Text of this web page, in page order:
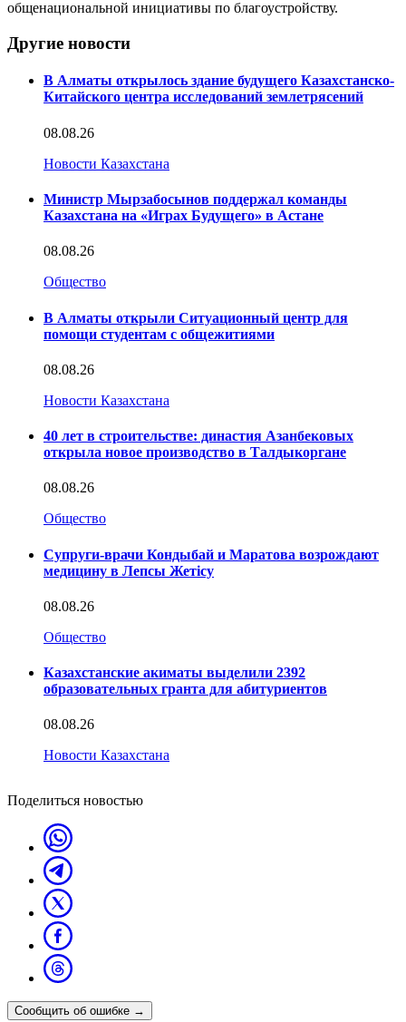
общенациональной инициативы по благоустройству.
Другие новости
В Алматы открылось здание будущего Казахстанско-
Китайского центра исследований землетрясений
08.08.26
Новости Казахстана
Министр Мырзабосынов поддержал команды
Казахстана на «Играх Будущего» в Астане
08.08.26
Общество
В Алматы открыли Ситуационный центр для
помощи студентам с общежитиями
08.08.26
Новости Казахстана
40 лет в строительстве: династия Азанбековых
открыла новое производство в Талдыкоргане
08.08.26
Общество
Супруги-врачи Кондыбай и Маратова возрождают
медицину в Лепсы Жетісу
08.08.26
Общество
Казахстанские акиматы выделили 2392
образовательных гранта для абитуриентов
08.08.26
Новости Казахстана
Поделиться новостью
Сообщить об ошибке →